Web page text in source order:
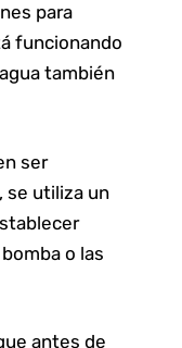
para
funcionando
también
ser
se utiliza un
o las
antes de